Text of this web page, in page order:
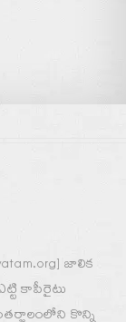
జాలిక
కాపీరైటు
కొన్ని